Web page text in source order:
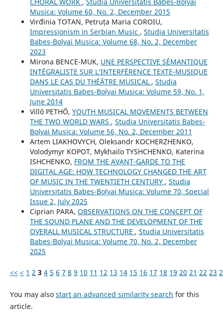
Musica: Volume 60, No. 2, December 2015
Virđinia TOTAN, Petruța Maria COROIU,
Impressionism in Serbian Music , Studia Universitatis
Babes-Bolyai Musica: Volume 68, No. 2, December
2023
Mirona BENCE-MUK, UNE PERSPECTIVE SÉMANTIQUE
INTÉGRALISTE SUR L’INTERFÉRENCE TEXTE-MUSIQUE
DANS LE CAS DU THÉÂTRE MUSICAL , Studia
Universitatis Babes-Bolyai Musica: Volume 59, No. 1,
June 2014
Villő PETHŐ, YOUTH MUSICAL MOVEMENTS BETWEEN
THE TWO WORLD WARS , Studia Universitatis Babes-
Bolyai Musica: Volume 56, No. 2, December 2011
Artem LIAKHOVYCH, Oleksandr KOCHERZHENKO,
Volodymyr KOPOT, Mykhailo TYSHCHENKO, Katerina
ISHCHENKO, FROM THE AVANT-GARDE TO THE
DIGITAL AGE: HOW TECHNOLOGY CHANGED THE ART
OF MUSIC IN THE TWENTIETH CENTURY , Studia
Universitatis Babes-Bolyai Musica: Volume 70, Special
Issue 2, July 2025
Ciprian PARA, OBSERVATIONS ON THE CONCEPT OF
THE SOUND PLANE AND THE DEVELOPMENT OF THE
OVERALL MUSICAL STRUCTURE , Studia Universitatis
Babes-Bolyai Musica: Volume 70, No. 2, December
2025
<< < 1 2 3 4 5 6 7 8 9 10 11 12 13 14 15 16 17 18 19 20 21 22 23
You may also start an advanced similarity search for this
article.